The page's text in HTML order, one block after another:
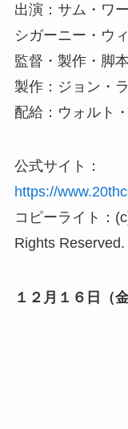
出演：サム・ワ
シガーニー・ウ
監督・製作・脚
製作：ジョン・
配給：ウォルト
公式サイト：
https://
コピーライト：
Rights Reserved.
１２月１６日（